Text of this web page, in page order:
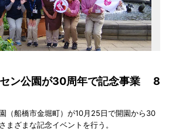
セン公園が30周年で記念事業 8
（船橋市金堀町）が10月25日で開園から30
まざまな記念イベントを行う。